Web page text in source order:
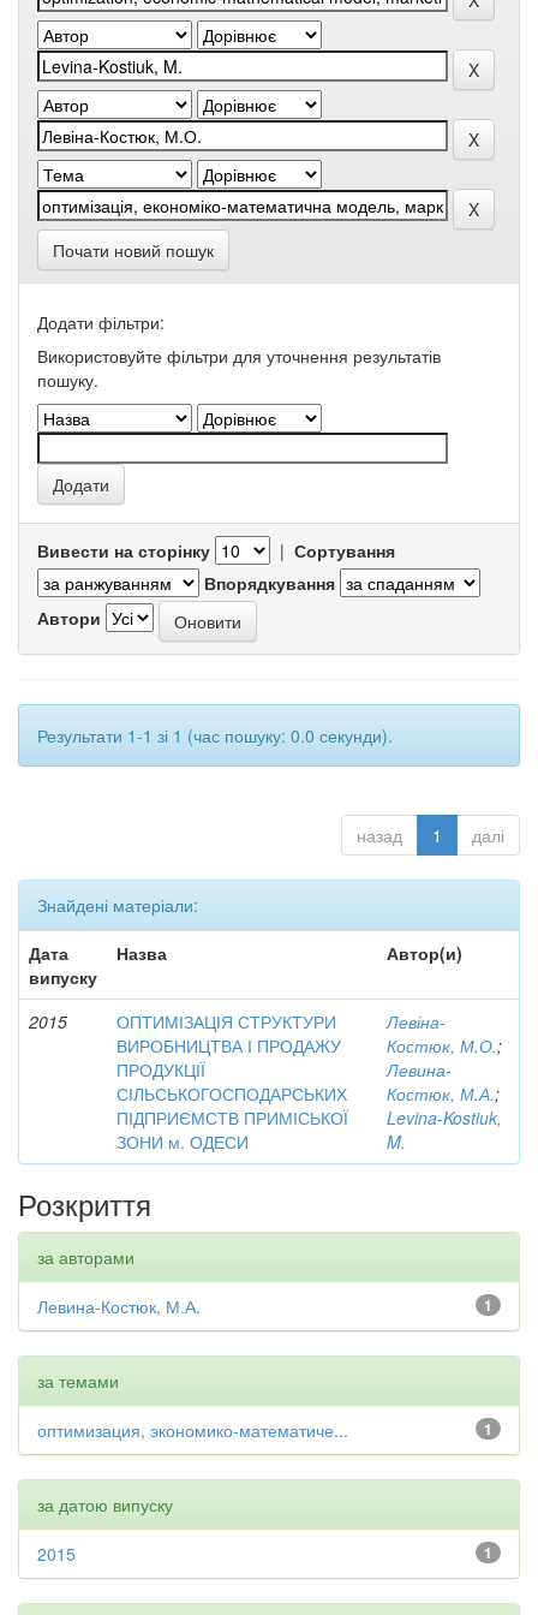
Почати новий пошук
Додати фільтри:
Використовуйте фільтри для уточнення результатів
пошуку.
Вивести на сторінку | Сортування
Впорядкування
Автори
Результати 1-1 зі 1 (час пошуку: 0.0 секунди).
назад 1 далі
Знайдені матеріали:
Дата
випуску
Назва Автор(и)
2015
ОПТИМІЗАЦІЯ СТРУКТУРИ
ВИРОБНИЦТВА І ПРОДАЖУ
ПРОДУКЦІЇ
СІЛЬСЬКОГОСПОДАРСЬКИХ
ПІДПРИЄМСТВ ПРИМІСЬКОЇ
ЗОНИ м. ОДЕСИ
Левіна-
Костюк, М.О.;
Левина-
Костюк, М.А.;
Levina-Kostiuk,
M.
Розкриття
за авторами
1
Левина-Костюк, М.А.
за темами
1
оптимизация, экономико-математиче...
за датою випуску
1
2015